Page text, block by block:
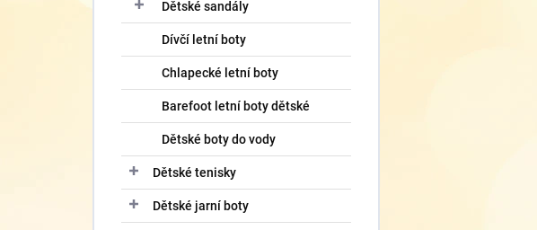
Dětské sandály
Dívčí letní boty
Chlapecké letní boty
Barefoot letní boty dětské
Dětské boty do vody
Dětské tenisky
Dětské jarní boty